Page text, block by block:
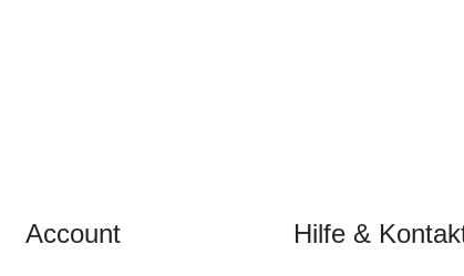
Account Hilfe &